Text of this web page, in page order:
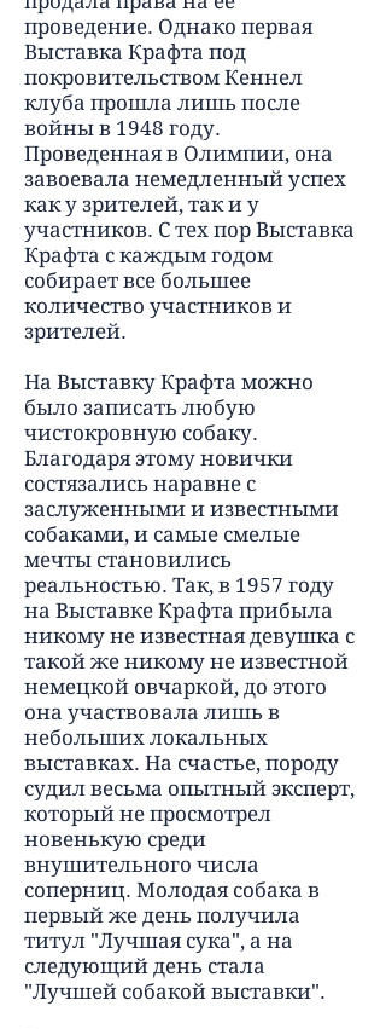
проведение. Однако первая
Выставка Крафта под
покровительством Кеннел
клуба прошла лишь после
войны в 1948 году.
Проведенная в Олимпии, она
завоевала немедленный успех
как у зрителей, так и у
участников. С тех пор Выставка
Крафта с каждым годом
собирает все большее
количество участников и
зрителей.
На Выставку Крафта можно
было записать любую
чистокровную собаку.
Благодаря этому новички
состязались наравне с
заслуженными и известными
собаками, и самые смелые
мечты становились
реальностью. Так, в 1957 году
на Выставке Крафта прибыла
никому не известная девушка с
такой же никому не известной
немецкой овчаркой, до этого
она участвовала лишь в
небольших локальных
выставках. На счастье, породу
судил весьма опытный эксперт,
который не просмотрел
новенькую среди
внушительного числа
соперниц. Молодая собака в
первый же день получила
титул "Лучшая сука", а на
следующий день стала
"Лучшей собакой выставки".